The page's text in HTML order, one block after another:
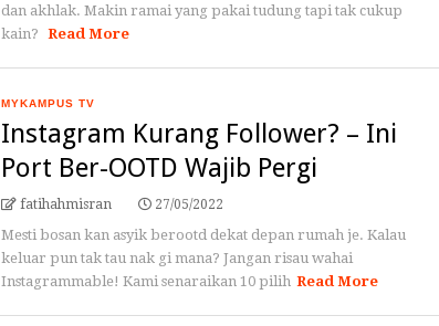
dan akhlak. Makin ramai yang pakai tudung tapi tak cukup
kain? Read More
MYKAMPUS TV
Instagram Kurang Follower? – Ini
Port Ber-OOTD Wajib Pergi
fatihahmisran 27/05/2022
Mesti bosan kan asyik berootd dekat depan rumah je. Kalau
keluar pun tak tau nak gi mana? Jangan risau wahai
Instagrammable! Kami senaraikan 10 pilih Read More